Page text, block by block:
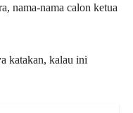
nama-nama calon ketua
katakan, kalau ini